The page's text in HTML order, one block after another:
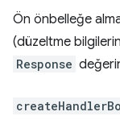
Ön önbelleğe
(düzeltme
Response